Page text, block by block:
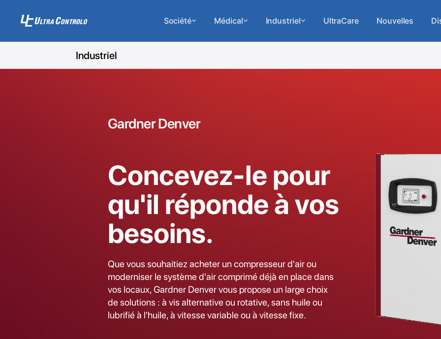
Société Médical Industriel UltraCare Nouvelles
Industriel
Gardner Denver
Concevez-le pour
qu'il réponde à vos
besoins.
Que vous souhaitiez acheter un compresseur d'air ou
moderniser le système d'air comprimé déjà en place dans
vos locaux, Gardner Denver vous propose un large choix
de solutions : à vis alternative ou rotative, sans huile ou
lubrifié à l'huile, à vitesse variable ou à vitesse fixe.